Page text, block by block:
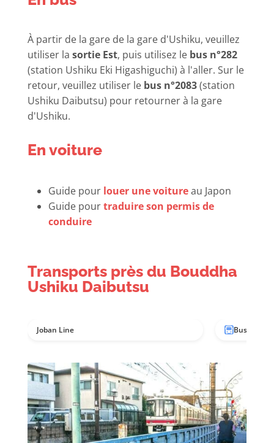
À partir de la gare de la gare d'Ushiku, veuillez
utiliser la sortie Est, puis utilisez le bus n°282
(station Ushiku Eki Higashiguchi) à l'aller. Sur le
retour, veuillez utiliser le bus n°2083(station
Ushiku Daibutsu) pour retourner à la gare
d'Ushiku.
En voiture
Guide pour louer une voitureau Japon
Guide pourtraduire son permis de
conduire
Transports près du Bouddha
Ushiku Daibutsu
Joban Line Bus